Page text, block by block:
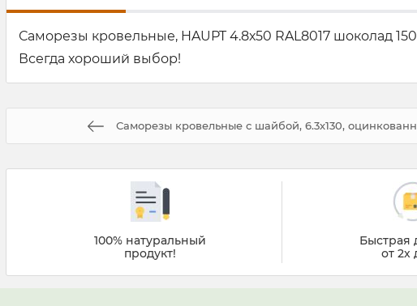
Саморезы кровельные, HAUPT 4.8х50 RAL8017 шоколад
Всегда хороший выбор!
Саморезы кровельные с шайбой, 6.3х130,
100% натуральный
продукт!
Быстрая
от 2х